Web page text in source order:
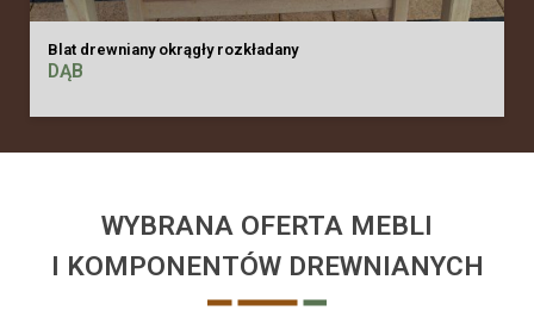
Blat drewniany okrągły rozkładany
DĄB
WYBRANA OFERTA MEBLI
I KOMPONENTÓW DREWNIANYCH